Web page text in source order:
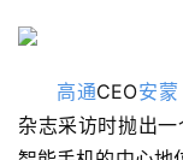
高通CEO安蒙
杂志采访时抛出一